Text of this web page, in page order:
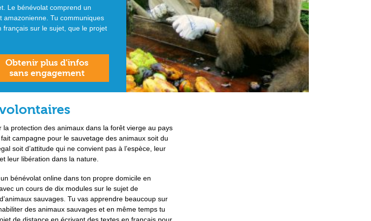
Le bénévolat comprend un
amazonienne. Tu communiques
sur le sujet, que le projet
Obtenir plus d’infos
sans engagement
la protection des animaux dans la forêt vierge au pays
fait campagne pour le sauvetage des animaux soit du
soit d’attitude qui ne convient pas à l’espèce, leur
leur libération dans la nature.
bénévolat online dans ton propre domicile en
un cours de dix modules sur le sujet de
sauvages. Tu vas apprendre beaucoup sur
des animaux sauvages et en même temps tu